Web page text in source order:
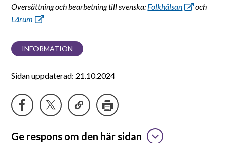
Översättning och bearbetning till svenska: Folkhälsan
och
Lärum
INFORMATION
Sidan uppdaterad: 21.10.2024
Ge respons om den här sidan